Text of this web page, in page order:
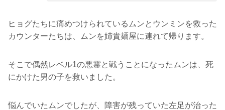
ヒョグたちに痛めつけられているムンとウンミンを救った
カウンターたちは、ムンを姉貴麺屋に連れて帰ります。
そこで偶然レベル1の悪霊と戦うことになったムンは、死
にかけた男の子を救いました。
悩んでいたムンでしたが、障害が残っていた左足が治った